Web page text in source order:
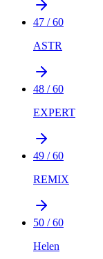
47 /60
ASTR
48 /60
EXPERT
49 /60
REMIX
50 /60
Helen